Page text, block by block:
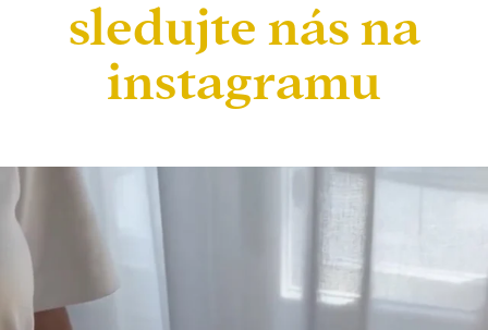
sledujte nás na
instagramu